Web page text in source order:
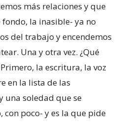
más relaciones y que
la inasible- ya no
del trabajo y encendemos
Una y otra vez. ¿Qué
la escritura, la voz
en la lista de las
una soledad que se
poco- y es la que pide